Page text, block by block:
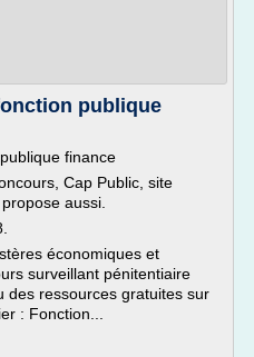
publique
finance
Cap Public, site
aussi.
économiques et
surveillant pénitentiaire
des ressources gratuites sur
: Fonction...